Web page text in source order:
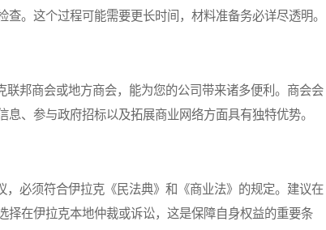
。这个过程可能需要更长时间，材料准备务必详尽透明。
邦商会或地方商会，能为您的公司带来诸多便利。商会会
、参与政府招标以及拓展商业网络方面具有独特优势。
必须符合伊拉克《民法典》和《商业法》的规定。建议在
择在伊拉克本地仲裁或诉讼，这是保障自身权益的重要条